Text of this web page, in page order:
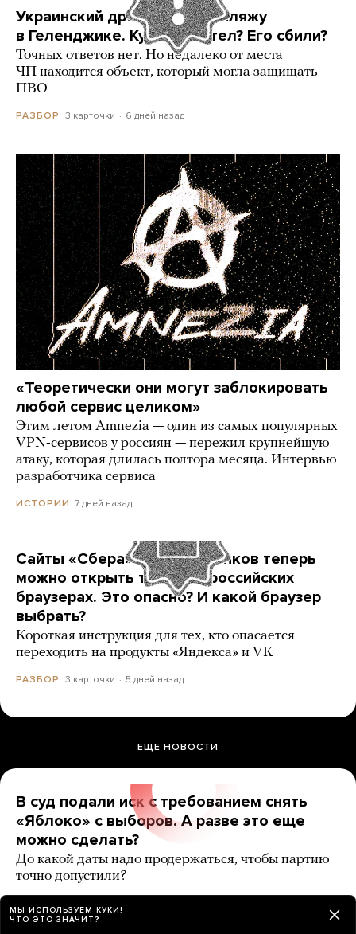
Украинский дрон попал по пляжу
в Геленджике. Куда он летел? Его сбили?
Точных ответов нет. Но недалеко от места
ЧП находится объект, который могла защищать
ПВО
РАЗБОР 3 карточки 6 дней назад
«Теоретически они могут заблокировать
любой сервис целиком»
Этим летом Amnezia — один из самых популярных
VPN-сервисов у россиян — пережил крупнейшую
атаку, которая длилась полтора месяца. Интервью
разработчика сервиса
ИСТОРИИ 7 дней назад
Сайты «Сбера» и других банков теперь
можно открыть только в российских
браузерах. Это опасно? И какой браузер
выбрать?
Короткая инструкция для тех, кто опасается
переходить на продукты «Яндекса» и VK
РАЗБОР 3 карточки 5 дней назад
ЕЩЕ НОВОСТИ
В суд подали иск с требованием снять
«Яблоко» с выборов. А разве это еще
можно сделать?
До какой даты надо продержаться, чтобы партию
точно допустили?
МЫ ИСПОЛЬЗУЕМ КУКИ!
ЧТО ЭТО ЗНАЧИТ?